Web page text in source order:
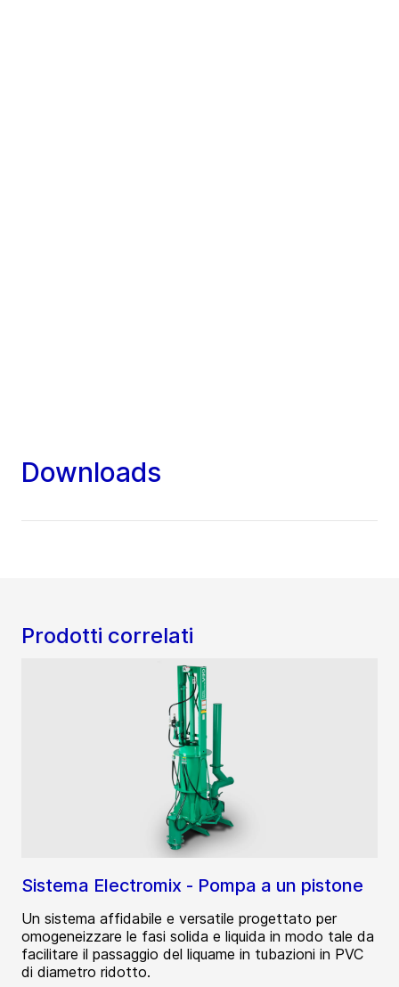
Downloads
Prodotti correlati
Sistema Electromix - Pompa a un pistone
Un sistema affidabile e versatile progettato per
omogeneizzare le fasi solida e liquida in modo tale da
facilitare il passaggio del liquame in tubazioni in PVC
di diametro ridotto.